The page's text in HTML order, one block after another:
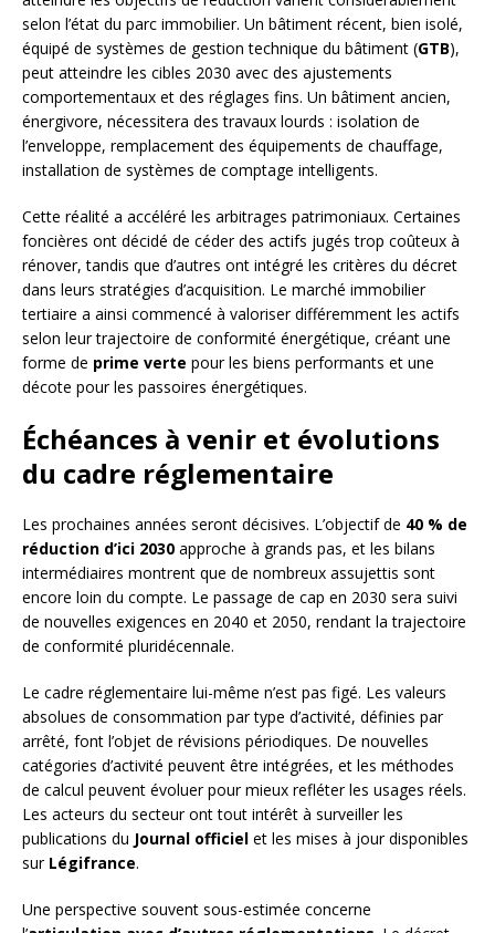
selon l’état du parc immobilier. Un bâtiment récent, bien isolé,
équipé de systèmes de gestion technique du bâtiment (GTB),
peut atteindre les cibles 2030 avec des ajustements
comportementaux et des réglages fins. Un bâtiment ancien,
énergivore, nécessitera des travaux lourds : isolation de
l’enveloppe, remplacement des équipements de chauffage,
installation de systèmes de comptage intelligents.
Cette réalité a accéléré les arbitrages patrimoniaux. Certaines
foncières ont décidé de céder des actifs jugés trop coûteux à
rénover, tandis que d’autres ont intégré les critères du décret
dans leurs stratégies d’acquisition. Le marché immobilier
tertiaire a ainsi commencé à valoriser différemment les actifs
selon leur trajectoire de conformité énergétique, créant une
forme de prime verte pour les biens performants et une
décote pour les passoires énergétiques.
Échéances à venir et évolutions
du cadre réglementaire
Les prochaines années seront décisives. L’objectif de 40 % de
réduction d’ici 2030 approche à grands pas, et les bilans
intermédiaires montrent que de nombreux assujettis sont
encore loin du compte. Le passage de cap en 2030 sera suivi
de nouvelles exigences en 2040 et 2050, rendant la trajectoire
de conformité pluridécennale.
Le cadre réglementaire lui-même n’est pas figé. Les valeurs
absolues de consommation par type d’activité, définies par
arrêté, font l’objet de révisions périodiques. De nouvelles
catégories d’activité peuvent être intégrées, et les méthodes
de calcul peuvent évoluer pour mieux refléter les usages réels.
Les acteurs du secteur ont tout intérêt à surveiller les
publications du Journal officiel et les mises à jour disponibles
sur Légifrance.
Une perspective souvent sous-estimée concerne